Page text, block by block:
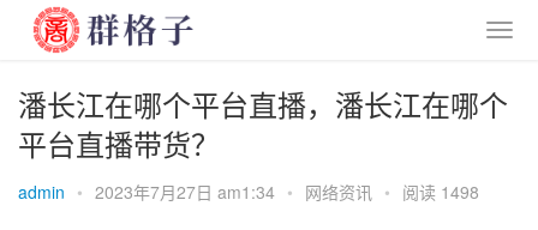
潘长江在哪个平台直播，潘长江在哪个
平台直播带货？
admin • 2023年7月27日 am1:34 • 网络资讯 • 阅读 1498